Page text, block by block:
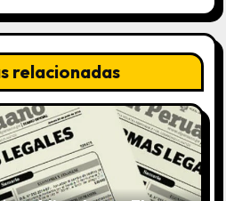
relacionadas